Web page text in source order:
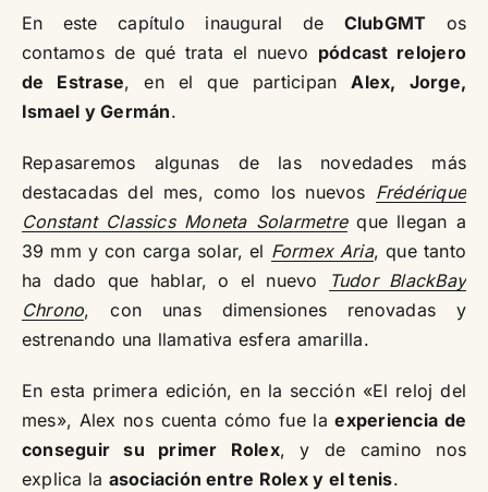
En este capítulo inaugural de ClubGMT os
contamos de qué trata el nuevo pódcast relojero
de Estrase, en el que participanAlex, Jorge,
Ismael y Germán.
Repasaremos algunas de las novedades más
destacadas del mes, como los nuevos Frédérique
Constant Classics Moneta Solarmetreque llegan a
39 mm y con carga solar, el Formex Aria, que tanto
ha dado que hablar, o el nuevo
Tudor BlackBay
Chrono, con unas dimensiones renovadas y
estrenando una llamativa esfera amarilla.
En esta primera edición, en la sección «El reloj del
mes», Alex nos cuenta cómo fue laexperiencia de
conseguir su primer Rolex, y de camino nos
explica la asociación entre Rolex y el tenis.